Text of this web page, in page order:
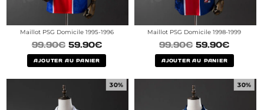
Maillot PSG Domicile 1995-1996
99.90€ 59.90€
AJOUTER AU PANIER
Maillot PSG Domicile 1998-1999
99.90€ 59.90€
AJOUTER AU PANIER
30% 30%